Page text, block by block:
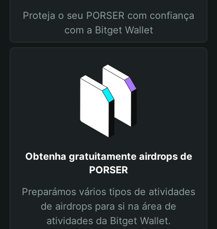
Proteja o seu PORSER com confiança
com a Bitget Wallet
Obtenha gratuitamente airdrops de
PORSER
Preparámos vários tipos de atividades
de airdrops para si na área de
atividades da Bitget Wallet.